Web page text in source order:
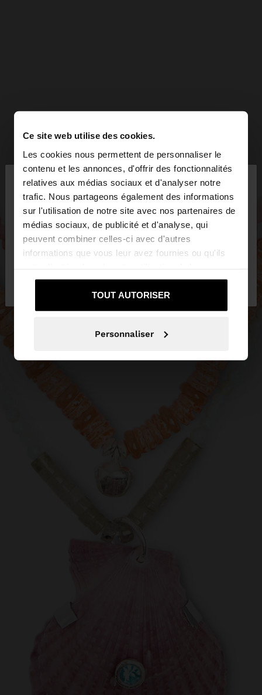
Ce site web utilise des cookies.
Les cookies nous permettent de personnaliser le
contenu et les annonces, d'offrir des fonctionnalités
relatives aux médias sociaux et d'analyser notre
trafic. Nous partageons également des informations
sur l'utilisation de notre site avec nos partenaires de
médias sociaux, de publicité et d'analyse, qui
peuvent combiner celles-ci avec d'autres
informations que vous leur avez fournies ou qu'ils
services.
TOUT AUTORISER
Personnaliser
bonjour ×
Vous accédez au site depuis Suisse. Voulez-vous
parcourir notre site au United States?